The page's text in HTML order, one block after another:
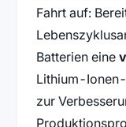
Fahrt auf:
Batterien eine
Lithium-
zur